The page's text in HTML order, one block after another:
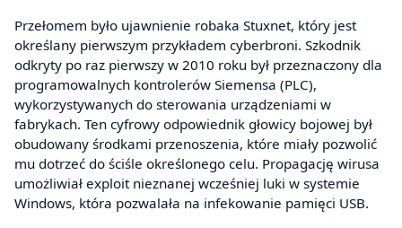
Przełomem było ujawnienie robaka Stuxnet, który jest
określany pierwszym przykładem cyberbroni. Szkodnik
odkryty po raz pierwszy w 2010 roku był przeznaczony dla
programowalnych kontrolerów Siemensa (PLC),
wykorzystywanych do sterowania urządzeniami w
fabrykach. Ten cyfrowy odpowiednik głowicy bojowej był
obudowany środkami przenoszenia, które miały pozwolić
mu dotrzeć do ściśle określonego celu. Propagację wirusa
umożliwiał exploit nieznanej wcześniej luki w systemie
Windows, która pozwalała na infekowanie pamięci USB.